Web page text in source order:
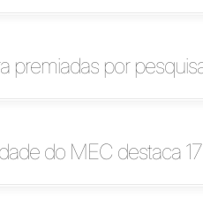
premiadas por
do MEC destaca